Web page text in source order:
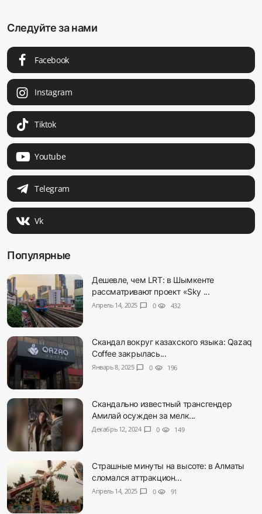
Следуйте за нами
Facebook
Instagram
Tiktok
Youtube
Telegram
Vk
Популярные
Дешевле, чем LRT: в Шымкенте
рассматривают проект «Sky ...
Апрель 14, 2025 chat_bubble 0 visibility 432
Скандал вокруг казахского языка: Qazaq
Coffee закрылась...
Январь 8, 2025 chat_bubble 0 visibility 196
Скандально известный трансгендер
Амилай осужден за мелк...
Декабрь 12, 2024 chat_bubble 0 visibility 149
Страшные минуты на высоте: в Алматы
сломался аттракцион...
Апрель 14, 2025 chat_bubble 0 visibility 91